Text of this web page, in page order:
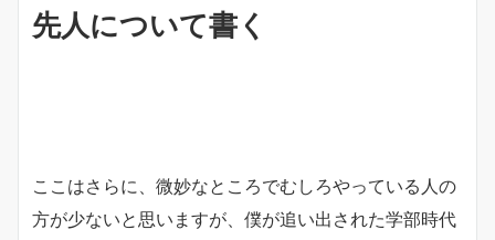
先人について書く
ここはさらに、微妙なところでむしろやっている人の
方が少ないと思いますが、僕が追い出された学部時代